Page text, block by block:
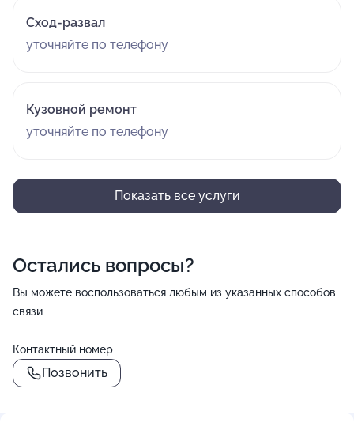
Сход-развал
уточняйте по телефону
Кузовной ремонт
уточняйте по телефону
Показать все услуги
Остались вопросы?
Вы можете воспользоваться любым из указанных способов
связи
Контактный номер
Позвонить